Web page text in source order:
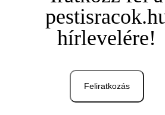
hírlevelére!
Feliratkozás